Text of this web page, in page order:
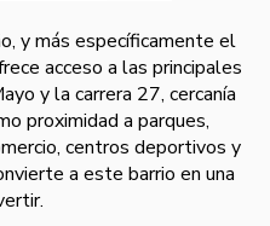
y más específicamente el
acceso a las principales
y la carrera 27, cercanía
proximidad a parques,
centros deportivos y
a este barrio en una